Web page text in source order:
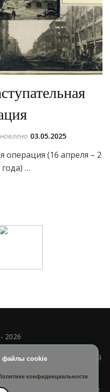
03.05.2025
операция (16 апреля – 2
…
файлы cookie
конфиденциальности
2026
материала
активной и индексируемой
Blossom . На платформе